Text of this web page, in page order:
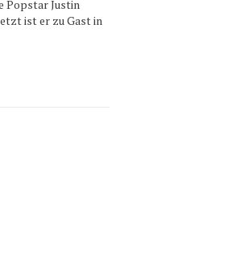
Popstar Justin
ist er zu Gast in